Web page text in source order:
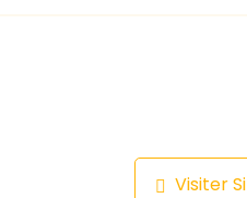
Visiter